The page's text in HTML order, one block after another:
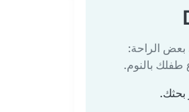
بعض الراحة:
بالنوم.